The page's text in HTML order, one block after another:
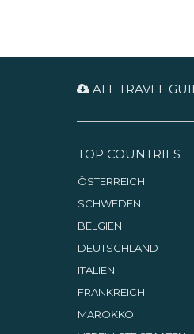
ALL TRAVEL
TOP COUNTRIES
ÖSTERREICH
SCHWEDEN
BELGIEN
DEUTSCHLAND
ITALIEN
FRANKREICH
MAROKKO